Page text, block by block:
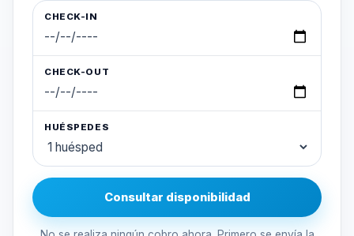
CHECK-IN
CHECK-OUT
HUÉSPEDES
Consultar disponibilidad